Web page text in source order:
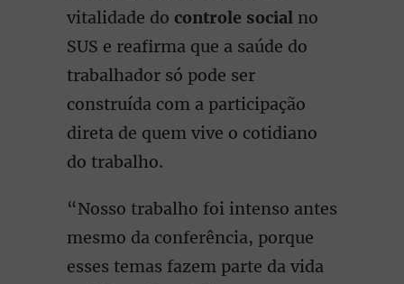
vitalidade do controle social no
SUS e reafirma que a saúde do
trabalhador só pode ser
construída com a participação
direta de quem vive o cotidiano
do trabalho.
“Nosso trabalho foi intenso antes
mesmo da conferência, porque
esses temas fazem parte da vida